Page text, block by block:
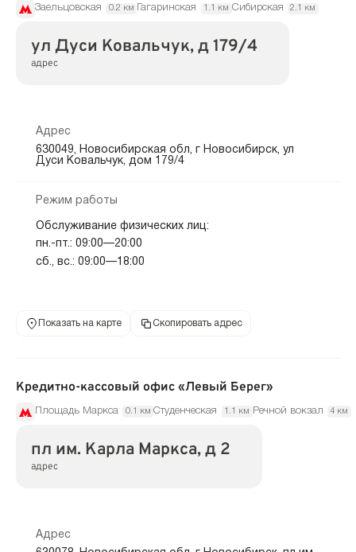
Заельцовская 0.2 км Гагаринская 1.1 км Сибирская 2.1 км
ул Дуси Ковальчук, д 179/4
адрес
Адрес
630049, Новосибирская обл, г Новосибирск, ул
Дуси Ковальчук, дом 179/4
Режим работы
Обслуживание физических лиц:
пн.-пт.: 09:00—20:00
сб., вс.: 09:00—18:00
Показать на карте Скопировать адрес
Кредитно-кассовый офис «Левый Берег»
Площадь Маркса 0.1 км Студенческая 1.1 км Речной вокзал 4 км
пл им. Карла Маркса, д 2
адрес
Адрес